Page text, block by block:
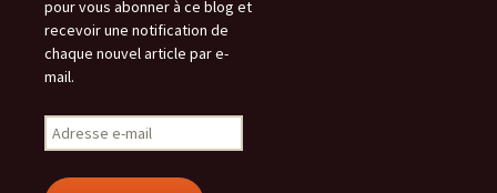
pour vous abonner à ce blog et
recevoir une notification de
chaque nouvel article par e-
mail.
Adresse
e-